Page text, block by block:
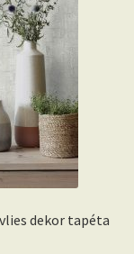
dekor tapéta